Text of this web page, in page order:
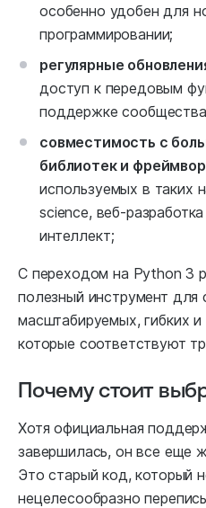
особенно удобен для
программировании;
регулярные
доступ к передовым
поддержке
совместимость с
библиотек и
используемых в таких
science, веб-
интеллект;
С переходом на Python 3
полезный инструмент для
масштабируемых, гибких
которые соответствуют
Почему стоит
Хотя официальная
завершилась, он все еще
Это старый код, который
нецелесообразно